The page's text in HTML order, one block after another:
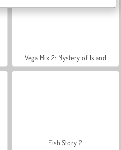
Vega Mix 2: Mystery of Island
Fish Story 2